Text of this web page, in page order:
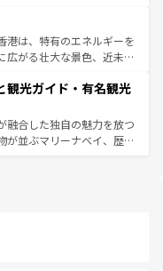
ナムコーヒーなどは、ぜ
を訪れてもあたたかい人々
きっと忘れられない旅にな
チェンマイなどの山岳地
プーケットやクラビの美し
むことができる。タイ料理
どの季節にも異なる楽しみ
の人々、仏教を中心とし
が、訪れる旅人を魅了し続
コンテンツ一覧を参照して
港は、特有のエネルギーを
広がる壮大な景色、近未来
ず。観光スポットが密集し
るのも魅力。息をのむよ
、香港を存分に楽しみ尽く
コンテンツ一覧を参照して
観光ガイド・有名観光
融合した独自の魅力を放つ
が並ぶマリーナベイ、歴史
しめる外せないスポット